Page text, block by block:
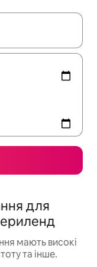
для
для
мають високі
та інше.